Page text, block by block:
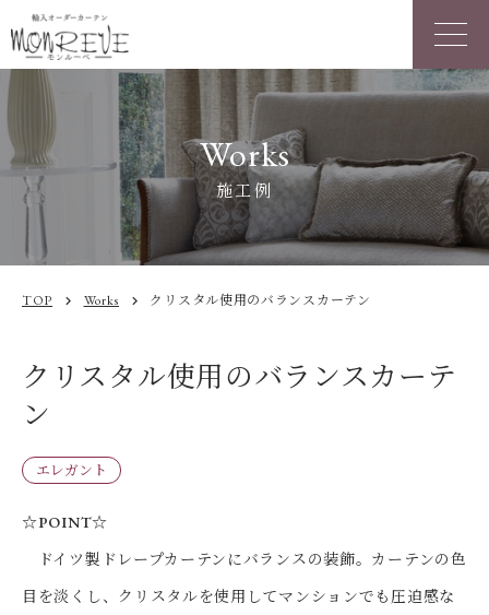
Works
施工例
TOP chevron_right Works chevron_right クリスタル使用のバランスカーテン
クリスタル使用のバランスカーテ
ン
エレガント
☆POINT☆
ドイツ製ドレープカーテンにバランスの装飾。カーテンの色
目を淡くし、クリスタルを使用してマンションでも圧迫感な